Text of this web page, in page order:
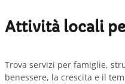
Attività locali
Trova servizi per famiglie,
benessere, la crescita e il